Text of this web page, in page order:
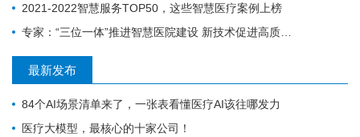
2021-2022智慧服务TOP50，这些智慧医疗案例上榜
专家：“三位一体”推进智慧医院建设 新技术促进高质量发展
最新发布
84个AI场景清单来了，一张表看懂医疗AI该往哪发力
医疗大模型，最核心的十家公司！